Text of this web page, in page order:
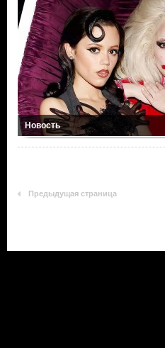
Новость
Предыдущая страница